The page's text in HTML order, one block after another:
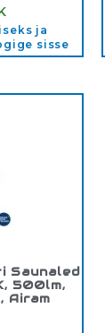
ja
sisse
Saunaled
500lm,
Airam